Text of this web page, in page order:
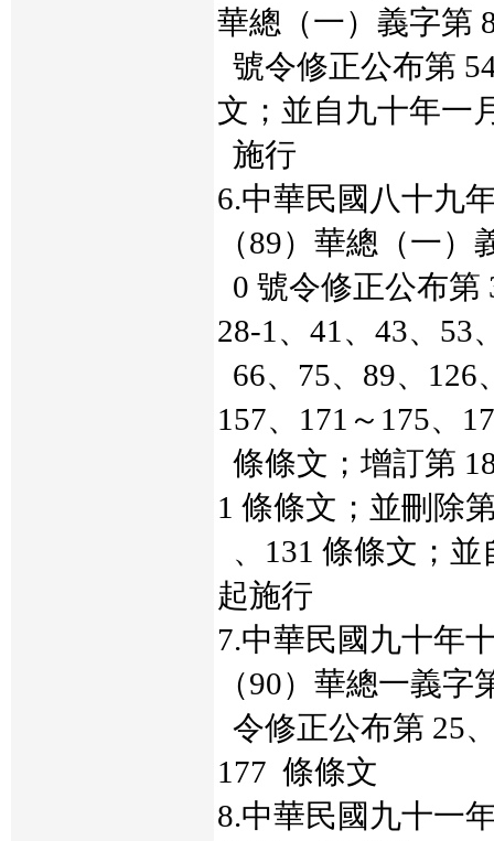
華總（一）義字第
號令修正公布第
文；並自九十年一
施行
6.中華民國八十九
（89）華總（一）
0 號令修正公布第
28-1、41、43、53
66、75、89、126
157、171～175、
條條文；增訂第
1 條條文；並刪除
、131 條條文；
起施行
7.中華民國九十年
（90）華總一義字
令修正公布第 25
177 條條文
8.中華民國九十一